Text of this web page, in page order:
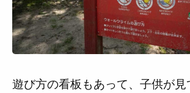
遊び方の看板もあって、子供が見